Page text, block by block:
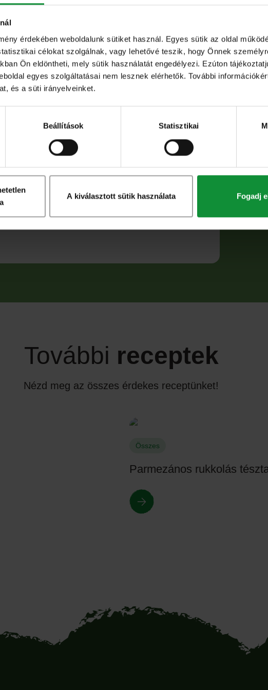
érdekében weboldalunk sütiket használ. Egyes sütik az oldal
célokat szolgálnak, vagy lehetővé teszik, hogy Önnek
Ön eldöntheti, mely sütik használatát engedélyezi. Ezúton
egyes szolgáltatásai nem lesznek elérhetők. További
és a süti irányelveinket.
Beállítások Statisztikai
A kiválasztott sütik használata Fogadj
kifolyó lé már nem piros. A megsült húst
a felesleges olaj lecsöpögjön róla. Az Eisberg
Eisberg Francia dresszinggel, majd tálaljuk a
panko morzsa egy a kenyér beléből készült
mint a magyar a zsemlemorzsát. A kettő között
mivel darabosabb, ropogósabb és kevésbé
delikatesz boltokban kapható, de magunk
morzsának félretett kenyérről szárítás előtt
hanem törjük, aprítsuk. Eisberg tipp:
egzotikusabb legyen ez a fogás, akkor a hús
kókuszolajat.
További receptek
Nézd meg az összes érdekes receptünket!
Összes
Parmezános rukkolás